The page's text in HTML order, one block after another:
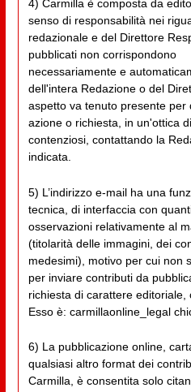
4) Carmilla è composta da
senso di responsabilità nei
redazionale e del Direttore
pubblicati non corrispondono
necessariamente e
dell'intera Redazione o del
aspetto va tenuto presente
azione o richiesta, in un'ottica
contenziosi, contattando la
indicata.
5) L’indirizzo e-mail ha una
tecnica, di interfaccia con
osservazioni relativamente al
(titolarità delle immagini, dei
medesimi), motivo per cui non
per inviare contributi da
richiesta di carattere editoriale,
Esso è: carmillaonline_legal
6) La pubblicazione online,
qualsiasi altro format dei
Carmilla, è consentita solo